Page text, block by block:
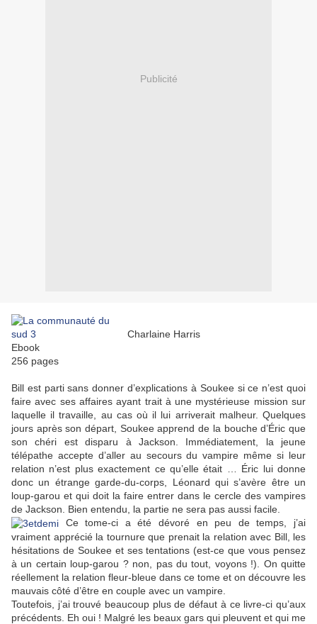
Publicité
Charlaine Harris
Ebook
256 pages
Bill est parti sans donner d’explications à Soukee si ce n’est quoi
faire avec ses affaires ayant trait à une mystérieuse mission sur
laquelle il travaille, au cas où il lui arriverait malheur. Quelques
jours après son départ, Soukee apprend de la bouche d’Éric que
son chéri est disparu à Jackson. Immédiatement, la jeune
télépathe accepte d’aller au secours du vampire même si leur
relation n’est plus exactement ce qu’elle était … Éric lui donne
donc un étrange garde-du-corps, Léonard qui s’avère être un
loup-garou et qui doit la faire entrer dans le cercle des vampires
de Jackson. Bien entendu, la partie ne sera pas aussi facile.
Ce tome-ci a été dévoré en peu de temps, j’ai
vraiment apprécié la tournure que prenait la relation avec Bill, les
hésitations de Soukee et ses tentations (est-ce que vous pensez
à un certain loup-garou ? non, pas du tout, voyons !). On quitte
réellement la relation fleur-bleue dans ce tome et on découvre les
mauvais côté d’être en couple avec un vampire.
Toutefois, j’ai trouvé beaucoup plus de défaut à ce livre-ci qu’aux
précédents. Eh oui ! Malgré les beaux gars qui pleuvent et qui me